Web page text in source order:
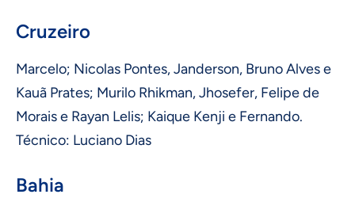
Cruzeiro
Marcelo; Nicolas Pontes, Janderson, Bruno Alves e
Kauã Prates; Murilo Rhikman, Jhosefer, Felipe de
Morais e Rayan Lelis; Kaique Kenji e Fernando.
Técnico: Luciano Dias
Bahia